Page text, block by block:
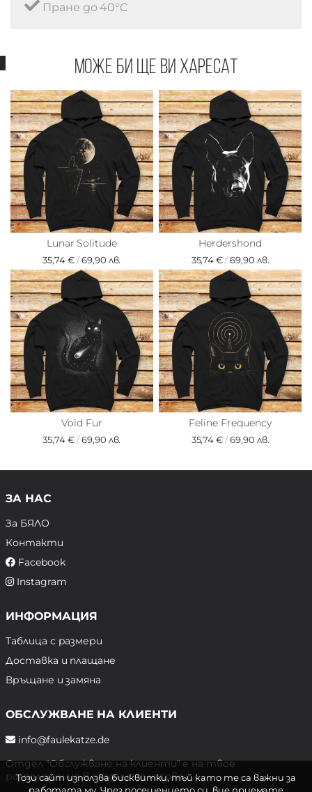
Пране до 40°C
Може би ще ви харесат
Lunar Solitude
35,74 €/69,90 лв.
Herdershond
35,74 €/69,90 лв.
Void Fur
35,74 €/69,90 лв.
Feline Frequency
35,74 €/69,90 лв.
ЗА НАС
За БЯЛО
Контакти
Facebook
Instagram
ИНФОРМАЦИЯ
Таблица с размери
Доставка и плащане
Връщане и замяна
ОБСЛУЖВАНЕ НА КЛИЕНТИ
info@faulekatze.de
Отдел "Обслужване на клиенти" е на твое
разположение в следните часове:
Този сайт използва бисквитки, тъй като те са важни за